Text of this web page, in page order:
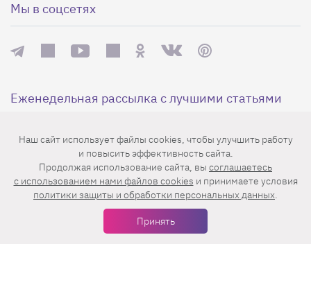
Мы в соцсетях
Еженедельная рассылка с лучшими статьями
Нажимая на кнопку «Подписаться», вы принимаете условия
пользовательского соглашения,политики конфиденциальности
Наш сайт использует файлы cookies, чтобы улучшить работу
и повысить эффективность сайта.
Продолжая использование сайта, вы соглашаетесь
c использованием нами файлов cookies и принимаете условия
политики защиты и обработки персональных данных.
Принять